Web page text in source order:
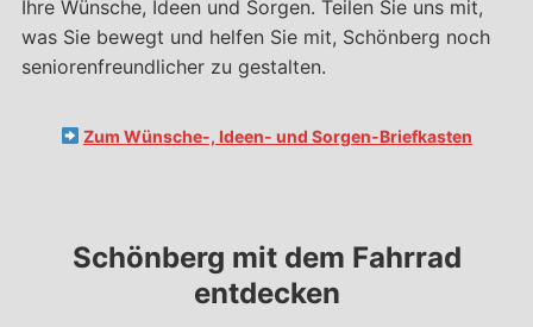
Ihre Wünsche, Ideen und Sorgen. Teilen Sie uns mit,
was Sie bewegt und helfen Sie mit, Schönberg noch
seniorenfreundlicher zu gestalten.
Zum Wünsche-, Ideen- und Sorgen-Briefkasten
Schönberg mit dem Fahrrad
entdecken